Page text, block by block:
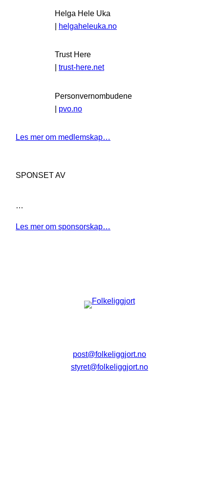
Helga Hele Uka
| helgaheleuka.no
Trust Here
| trust-here.net
Personvernombudene
| pvo.no
Les mer om medlemskap…
SPONSET AV
…
Les mer om sponsorskap…
post@folkeliggjort.no
styret@folkeliggjort.no